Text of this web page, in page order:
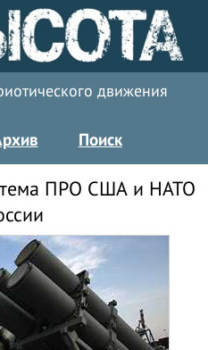
движения
Поиск
ПРО США и НАТО